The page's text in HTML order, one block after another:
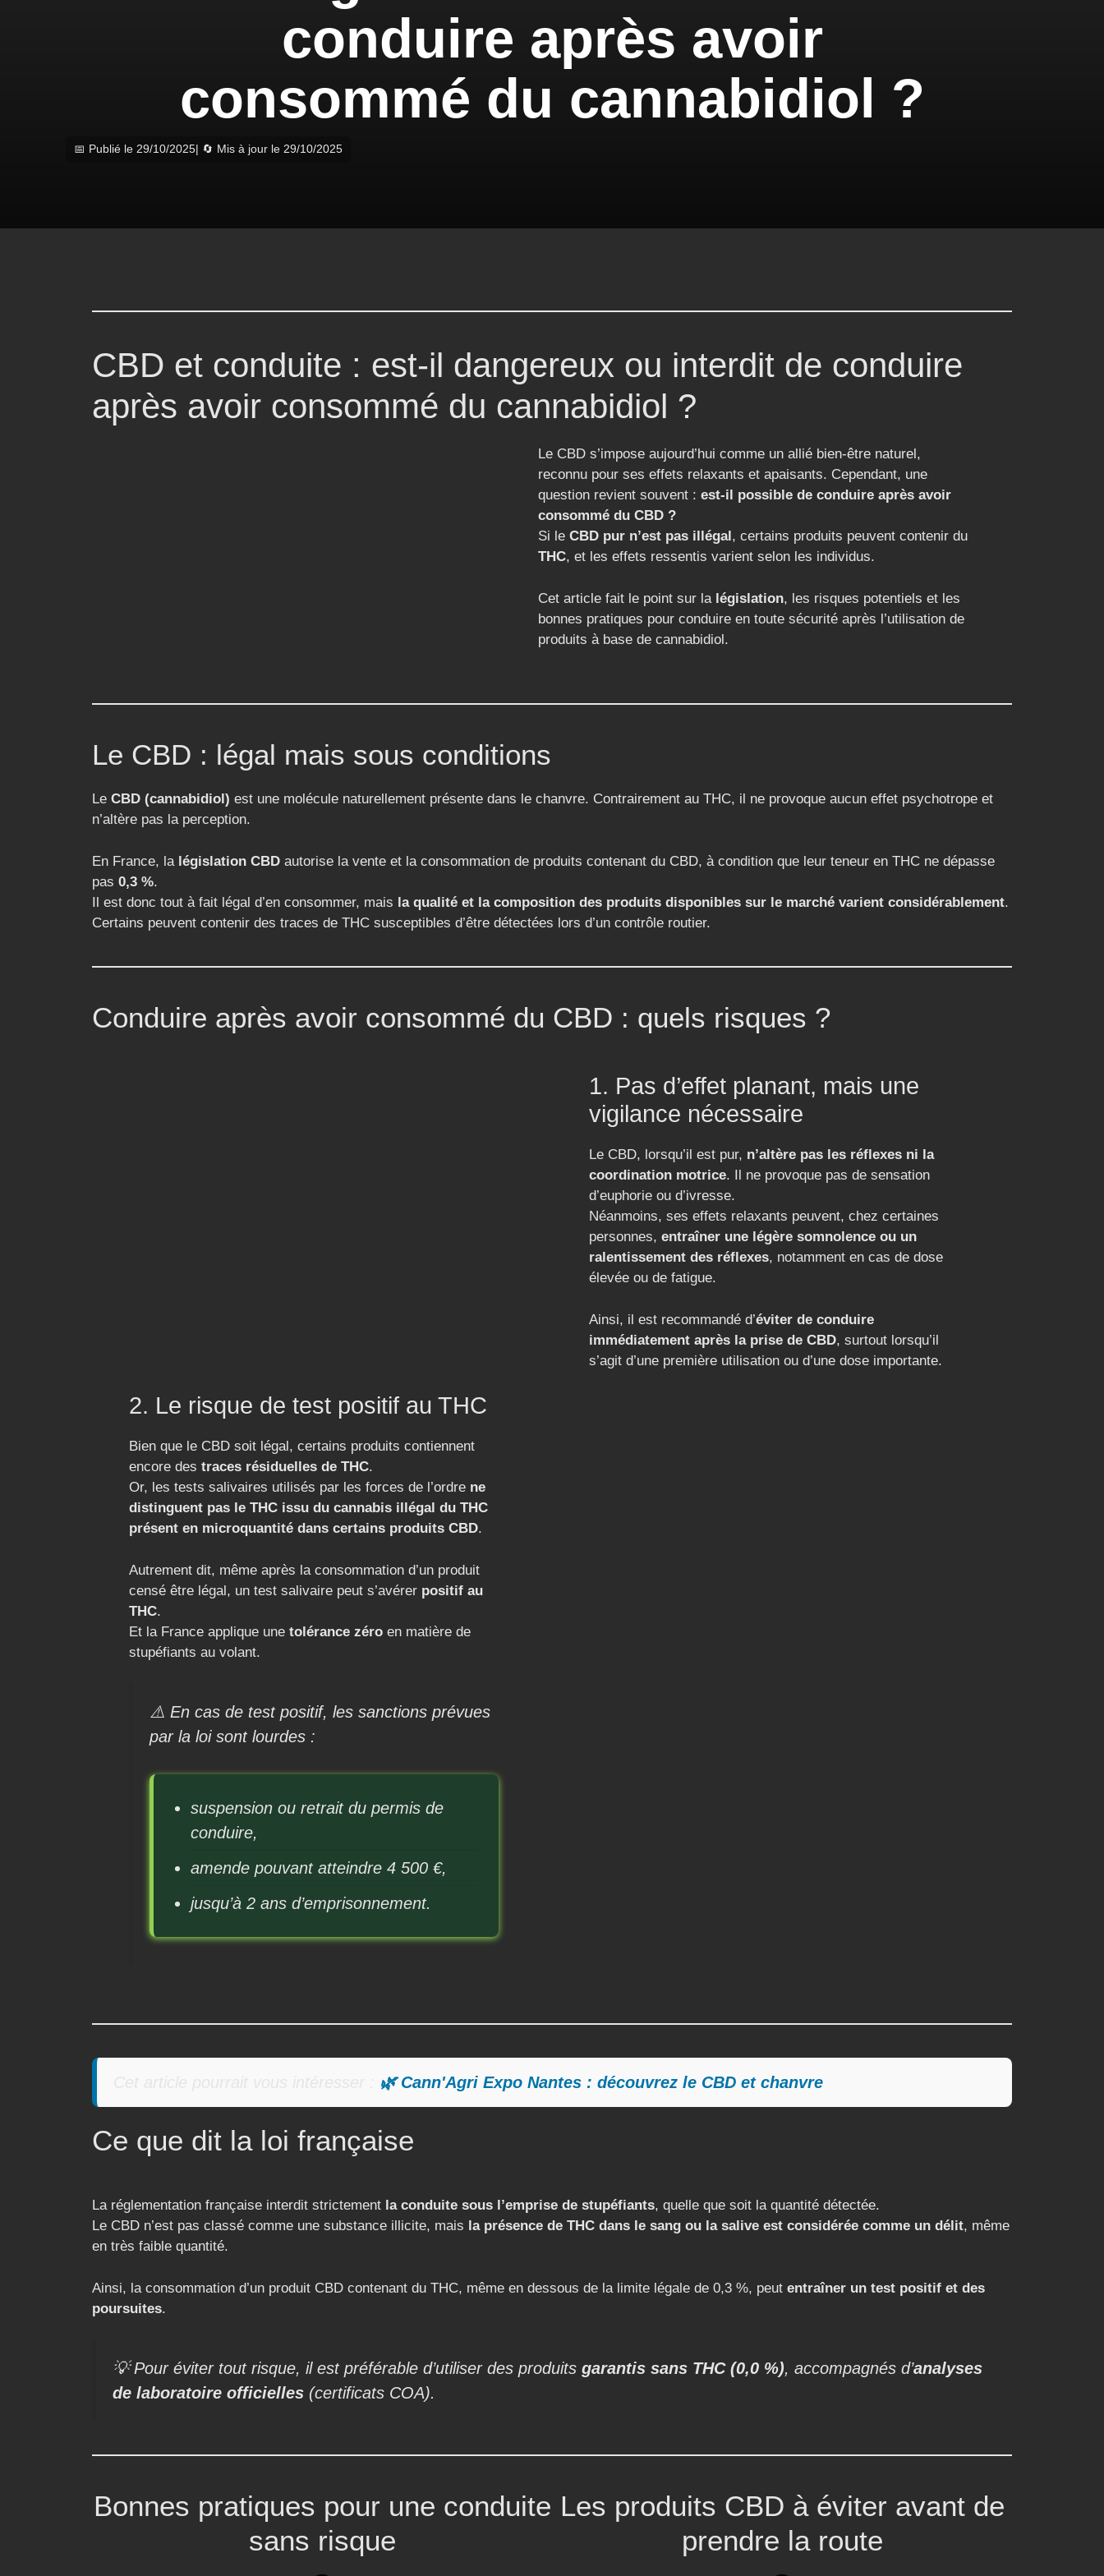
conduire après avoir
consommé du cannabidiol ?
📅 Publié le 29/10/2025 | 🔄 Mis à jour le 29/10/2025
CBD et conduite : est-il dangereux ou interdit de conduire
après avoir consommé du cannabidiol ?
Le CBD s’impose aujourd’hui comme un allié bien-être naturel,
reconnu pour ses effets relaxants et apaisants. Cependant, une
question revient souvent : est-il possible de conduire après avoir
consommé du CBD ?
Si le CBD pur n’est pas illégal, certains produits peuvent contenir du
THC, et les effets ressentis varient selon les individus.
Cet article fait le point sur la législation, les risques potentiels et les
bonnes pratiques pour conduire en toute sécurité après l’utilisation de
produits à base de cannabidiol.
Le CBD : légal mais sous conditions
Le CBD (cannabidiol) est une molécule naturellement présente dans le chanvre. Contrairement au THC, il ne provoque aucun effet psychotrope et
n’altère pas la perception.
En France, la législation CBD autorise la vente et la consommation de produits contenant du CBD, à condition que leur teneur en THC ne dépasse
pas 0,3 %.
Il est donc tout à fait légal d’en consommer, mais la qualité et la composition des produits disponibles sur le marché varient considérablement.
Certains peuvent contenir des traces de THC susceptibles d’être détectées lors d’un contrôle routier.
Conduire après avoir consommé du CBD : quels risques ?
1. Pas d’effet planant, mais une
vigilance nécessaire
Le CBD, lorsqu’il est pur, n’altère pas les réflexes ni la
coordination motrice. Il ne provoque pas de sensation
d’euphorie ou d’ivresse.
Néanmoins, ses effets relaxants peuvent, chez certaines
personnes, entraîner une légère somnolence ou un
ralentissement des réflexes, notamment en cas de dose
élevée ou de fatigue.
Ainsi, il est recommandé d’éviter de conduire
immédiatement après la prise de CBD, surtout lorsqu’il
s’agit d’une première utilisation ou d’une dose importante.
2. Le risque de test positif au THC
Bien que le CBD soit légal, certains produits contiennent
encore des traces résiduelles de THC.
Or, les tests salivaires utilisés par les forces de l’ordre ne
distinguent pas le THC issu du cannabis illégal du THC
présent en microquantité dans certains produits CBD.
Autrement dit, même après la consommation d’un produit
censé être légal, un test salivaire peut s’avérer positif au
THC.
Et la France applique une tolérance zéroen matière de
stupéfiants au volant.
⚠️ En cas de test positif, les sanctions prévues
par la loi sont lourdes :
suspension ou retrait du permis de
conduire,
amende pouvant atteindre 4 500 €,
jusqu’à 2 ans d’emprisonnement.
🌿 Cann'Agri Expo Nantes : découvrez le CBD et chanvre
Ce que dit la loi française
La réglementation française interdit strictement la conduite sous l’emprise de stupéfiants, quelle que soit la quantité détectée.
Le CBD n’est pas classé comme une substance illicite, mais la présence de THC dans le sang ou la salive est considérée comme un délit, même
en très faible quantité.
Ainsi, la consommation d’un produit CBD contenant du THC, même en dessous de la limite légale de 0,3 %, peut entraîner un test positif et des
poursuites.
💡 Pour éviter tout risque, il est préférable d’utiliser des produits garantis sans THC (0,0 %), accompagnés d’analyses
de laboratoire officielles (certificats COA).
Bonnes pratiques pour une conduite
sans risque
Les produits CBD à éviter avant de
prendre la route